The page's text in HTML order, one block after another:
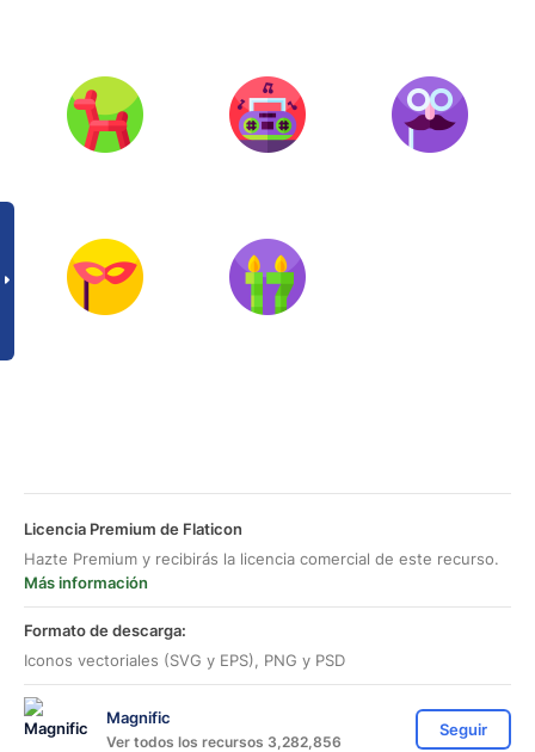
Licencia Premium de Flaticon
Hazte Premium y recibirás la licencia comercial de este recurso.
Más información
Formato de descarga:
Iconos vectoriales (SVG y EPS), PNG y PSD
Magnific
Ver todos los recursos 3,282,856
Seguir